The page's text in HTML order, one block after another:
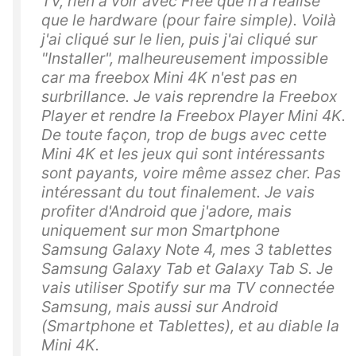
que le hardware (pour faire simple). Voilà
j'ai cliqué sur le lien, puis j'ai cliqué sur
"Installer", malheureusement impossible
car ma freebox Mini 4K n'est pas en
surbrillance. Je vais reprendre la Freebox
Player et rendre la Freebox Player Mini 4K.
De toute façon, trop de bugs avec cette
Mini 4K et les jeux qui sont intéressants
sont payants, voire même assez cher. Pas
intéressant du tout finalement. Je vais
profiter d'Android que j'adore, mais
uniquement sur mon Smartphone
Samsung Galaxy Note 4, mes 3 tablettes
Samsung Galaxy Tab et Galaxy Tab S. Je
vais utiliser Spotify sur ma TV connectée
Samsung, mais aussi sur Android
(Smartphone et Tablettes), et au diable la
Mini 4K.